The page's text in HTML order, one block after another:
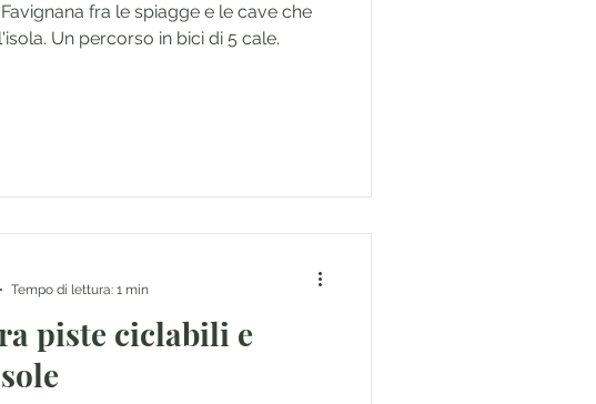
fra le spiagge e le cave che
Un percorso in bici di 5 cale.
piste ciclabili e
Tempo di lettura: 1 min